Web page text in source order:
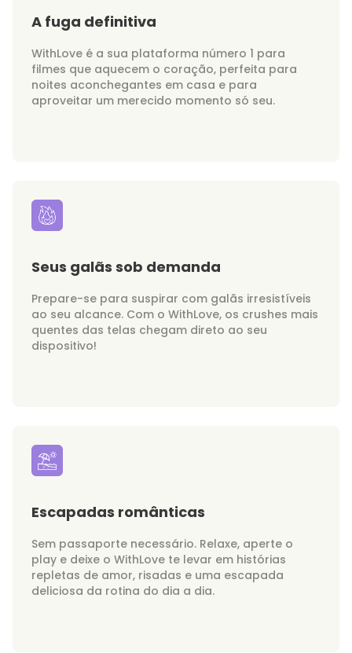
A fuga definitiva
WithLove é a sua plataforma número 1 para
filmes que aquecem o coração, perfeita para
noites aconchegantes em casa e para
aproveitar um merecido momento só seu.
Seus galãs sob demanda
Prepare-se para suspirar com galãs irresistíveis
ao seu alcance. Com o WithLove, os crushes mais
quentes das telas chegam direto ao seu
dispositivo!
Escapadas românticas
Sem passaporte necessário. Relaxe, aperte o
play e deixe o WithLove te levar em histórias
repletas de amor, risadas e uma escapada
deliciosa da rotina do dia a dia.